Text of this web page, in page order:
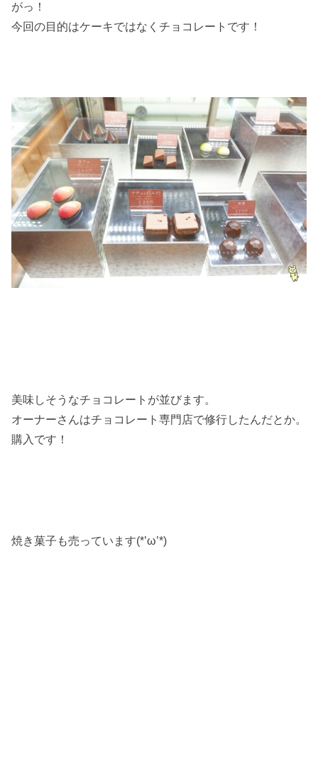
がっ！
今回の目的はケーキではなくチョコレートです！
美味しそうなチョコレートが並びます。
オーナーさんはチョコレート専門店で修行したんだとか。
購入です！
焼き菓子も売っています(*’ω’*)